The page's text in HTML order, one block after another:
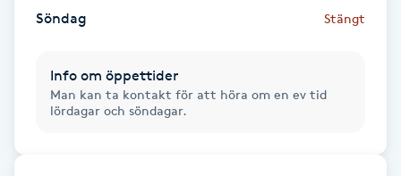
Huduppstramning
Söndag Stängt
Info om öppettider
Man kan ta kontakt för att höra om en ev tid
lördagar och söndagar.